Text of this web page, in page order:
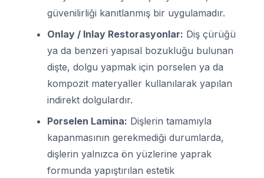
güvenilirliği kanıtlanmış bir uygulamadır.
Onlay / Inlay Restorasyonlar: Diş çürüğü
ya da benzeri yapısal bozukluğu bulunan
dişte, dolgu yapmak için porselen ya da
kompozit materyaller kullanılarak yapılan
indirekt dolgulardır.
Porselen Lamina: Dişlerin tamamıyla
kapanmasının gerekmediği durumlarda,
dişlerin yalnızca ön yüzlerine yaprak
formunda yapıştırılan estetik